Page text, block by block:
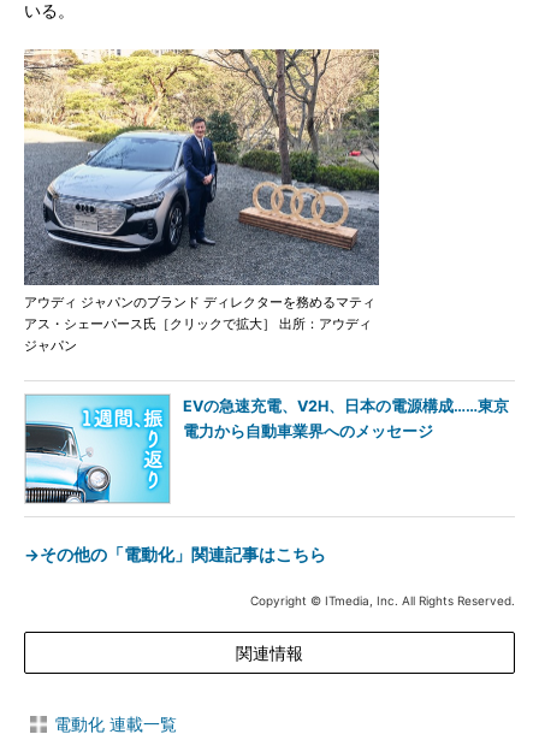
いる。
アウディ ジャパンのブランド ディレクターを務めるマティ
アス・シェーパース氏［クリックで拡大］ 出所：アウディ
ジャパン
EVの急速充電、V2H、日本の電源構成……東京
電力から自動車業界へのメッセージ
→その他の「電動化」関連記事はこちら
Copyright © ITmedia, Inc. All Rights Reserved.
関連情報
電動化 連載一覧